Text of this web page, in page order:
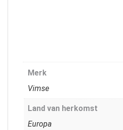
Merk
Vimse
Land van herkomst
Europa